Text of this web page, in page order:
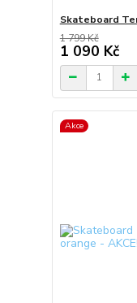
Skateboard
1 799 Kč
1 090 Kč
Akce